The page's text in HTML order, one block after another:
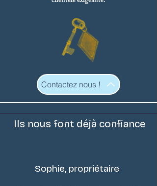
Contactez nous !
Ils nous font déjà confiance
Sophie, propriétaire